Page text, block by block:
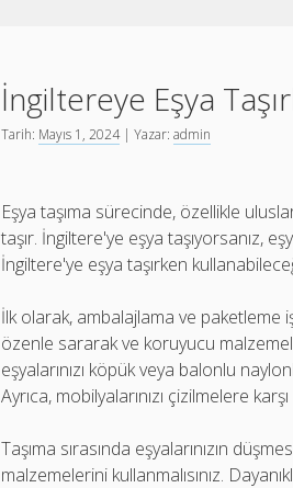
İngiltereye Eşya
Tarih: Mayıs 1, 2024| Yazar:admin
Eşya taşıma sürecinde, özellikle
taşır. İngiltere'ye eşya taşıyorsanız,
İngiltere'ye eşya taşırken
İlk olarak, ambalajlama ve paketleme
özenle sararak ve koruyucu
eşyalarınızı köpük veya balonlu
Ayrıca, mobilyalarınızı çizilmelere
Taşıma sırasında eşyalarınızın
malzemelerini kullanmalısınız.